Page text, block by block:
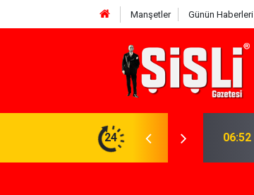
Manşetler Günün Haberleri
24
Gerekenler: Telegram Gruplarında Daha
04:43